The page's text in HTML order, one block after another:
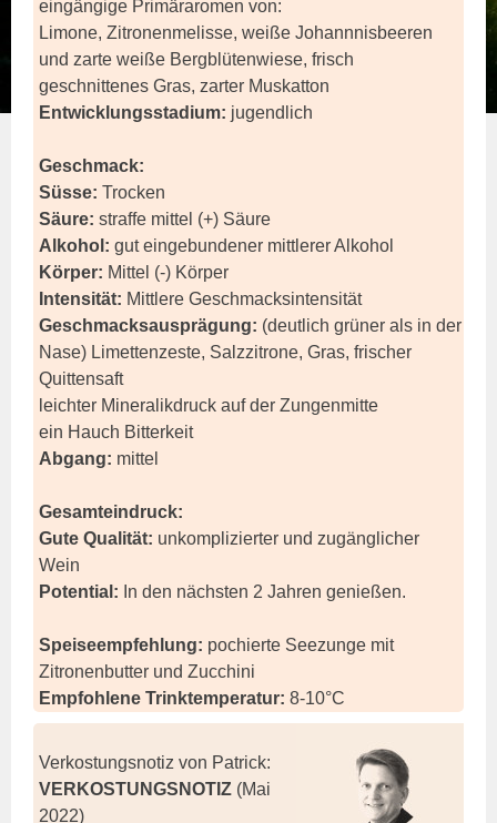
eingängige Primäraromen von:
Limone, Zitronenmelisse, weiße Johannnisbeeren
und zarte weiße Bergblütenwiese, frisch
geschnittenes Gras, zarter Muskatton
Entwicklungsstadium: jugendlich
Geschmack:
Süsse: Trocken
Säure: straffe mittel (+) Säure
Alkohol: gut eingebundener mittlerer Alkohol
Körper: Mittel (-) Körper
Intensität: Mittlere Geschmacksintensität
Geschmacksausprägung: (deutlich grüner als in der
Nase) Limettenzeste, Salzzitrone, Gras, frischer
Quittensaft
leichter Mineralikdruck auf der Zungenmitte
ein Hauch Bitterkeit
Abgang: mittel
Gesamteindruck:
Gute Qualität: unkomplizierter und zugänglicher
Wein
Potential: In den nächsten 2 Jahren genießen.
Speiseempfehlung: pochierte Seezunge mit
Zitronenbutter und Zucchini
Empfohlene Trinktemperatur: 8-10°C
Verkostungsnotiz von Patrick:
VERKOSTUNGSNOTIZ (Mai
2022)